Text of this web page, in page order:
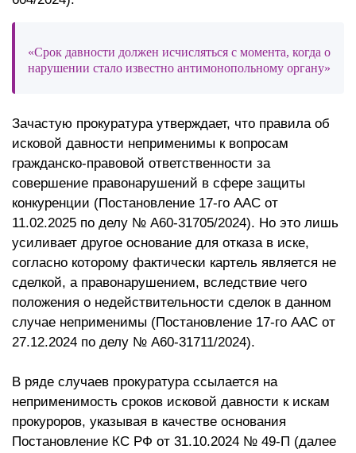
«Срок давности должен исчисляться с момента, когда о
нарушении стало известно антимонопольному органу»
Зачастую прокуратура утверждает, что правила об
исковой давности неприменимы к вопросам
гражданско-правовой ответственности за
совершение правонарушений в сфере защиты
конкуренции (Постановление 17-го ААС от
11.02.2025 по делу № А60-31705/2024). Но это лишь
усиливает другое основание для отказа в иске,
согласно которому фактически картель является не
сделкой, а правонарушением, вследствие чего
положения о недействительности сделок в данном
случае неприменимы (Постановление 17-го ААС от
27.12.2024 по делу № А60-31711/2024).
В ряде случаев прокуратура ссылается на
неприменимость сроков исковой давности к искам
прокуроров, указывая в качестве основания
Постановление КС РФ от 31.10.2024 № 49-П (далее